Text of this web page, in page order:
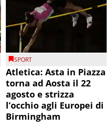
SPORT
Atletica: Asta in Piazza
torna ad Aosta il 22
agosto e strizza
l’occhio agli Europei di
Birmingham